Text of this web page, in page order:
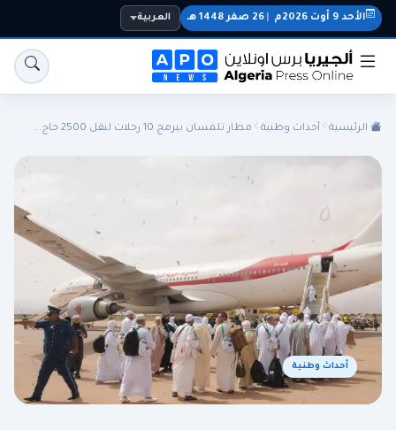
الجزائر المنتخب الوطني سياسة
اقتصاد رياضة
الأحد 9 أوت 2026م 26 صفر 1448 هـ العربية
الرئيسية أحداث وطنية مطار تلمسان يبرمج 10 رحلات لنقل 2500 حاج...
أحداث وطنية